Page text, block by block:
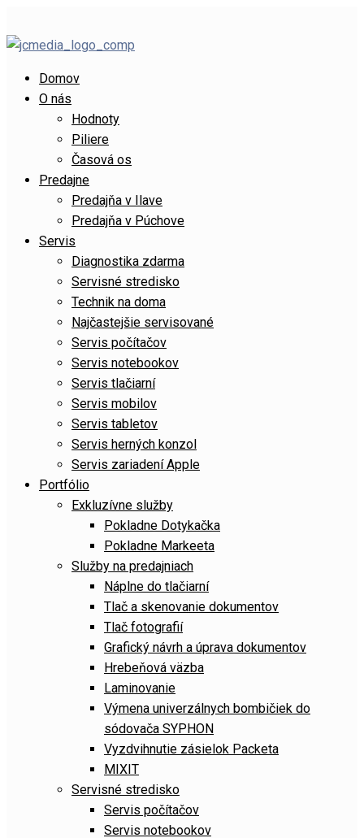
Domov
O nás
Hodnoty
Piliere
Časová os
Predajne
Predajňa v Ilave
Predajňa v Púchove
Servis
Diagnostika zdarma
Servisné stredisko
Technik na doma
Najčastejšie servisované
Servis počítačov
Servis notebookov
Servis tlačiarní
Servis mobilov
Servis tabletov
Servis herných konzol
Servis zariadení Apple
Portfólio
Exkluzívne služby
Pokladne Dotykačka
Pokladne Markeeta
Služby na predajniach
Náplne do tlačiarní
Tlač a skenovanie dokumentov
Tlač fotografií
Grafický návrh a úprava dokumentov
Hrebeňová väzba
Laminovanie
Výmena univerzálnych bombičiek do
sódovača SYPHON
Vyzdvihnutie zásielok Packeta
MIXIT
Servisné stredisko
Servis počítačov
Servis notebookov